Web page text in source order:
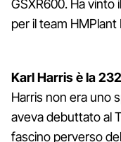
GSXR600. Ha vinto
per il team HMPlant
Karl Harris è la
Harris non era uno
aveva debuttato al
fascino perverso